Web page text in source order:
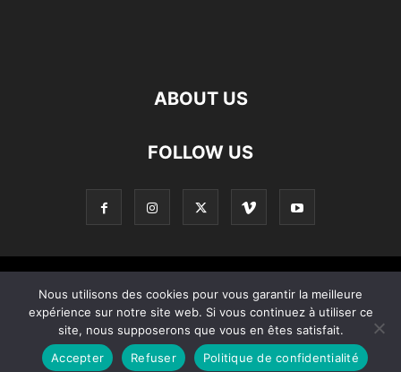
ABOUT US
FOLLOW US
Home
© Copyright © 2021 – Created by 0KOD KOMINOTE
Nous utilisons des cookies pour vous garantir la meilleure
expérience sur notre site web. Si vous continuez à utiliser ce
site, nous supposerons que vous en êtes satisfait.
Accepter
Refuser Politique de confidentialité